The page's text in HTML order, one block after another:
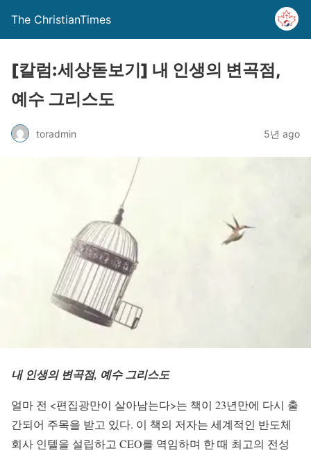
The ChristianTimes
[칼럼:세상돋보기] 내 인생의 변곡점,
예수 그리스도
toradmin 5년 ago
내 인생의 변곡점, 예수 그리스도
얼마 전 <편집광만이 살아남는다>는 책이 23년만에 다시 출
간되어 주목을 받고 있다. 이 책의 저자는 세계적인 반도체
회사 인텔을 설립하고 CEO를 역임하며 한 때 최고의 전성